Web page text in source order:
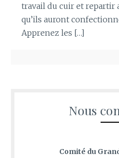
travail du cuir et repartir
qu’ils auront
Apprenez les […]
Nous
Comité du